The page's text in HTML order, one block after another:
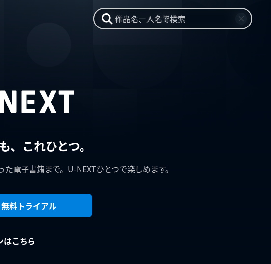
作品名、人名で検索
、これひとつ。
電子書籍まで。U-NEXTひとつで楽しめます。
料トライアル
はこちら